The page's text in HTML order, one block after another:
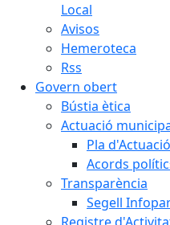
Local
Avisos
Hemeroteca
Rss
Govern obert
Bústia ètica
Actuació
Pla
Acords
Transparència
Segell